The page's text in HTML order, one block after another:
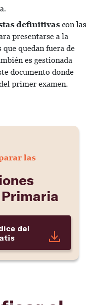
definitivas con las
presentarse a la
quedan fuera de
es gestionada
documento donde
primer examen.
las
del